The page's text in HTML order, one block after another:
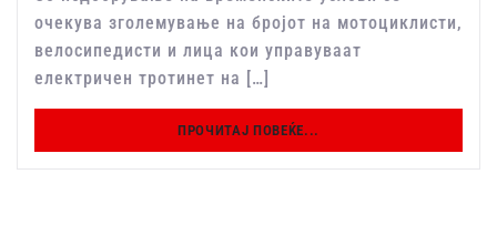
очекува зголемување на бројот на мотоциклисти,
велосипедисти и лица кои управуваат
електричен тротинет на […]
ПРОЧИТАЈ ПОВЕЌЕ...